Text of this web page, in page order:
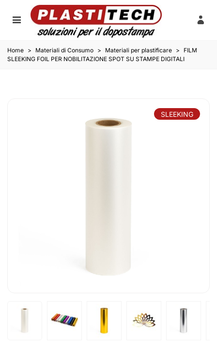
Home > Materiali di Consumo > Materiali per plastificare >
FILM
SLEEKING FOIL PER NOBILITAZIONE SPOT SU STAMPE DIGITALI
SLEEKING